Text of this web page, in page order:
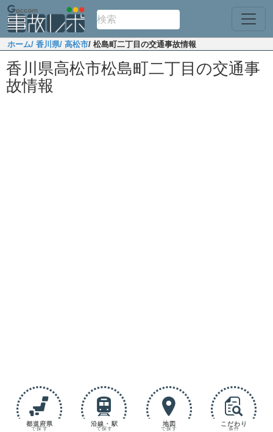
ホーム/ 香川県/ 高松市/ 松島町二丁目の交通事故情報
香川県高松市松島町二丁目の交通事
故情報
都道府県
で探す
沿線・駅
で探す
地図
で探す
こだわり
条件